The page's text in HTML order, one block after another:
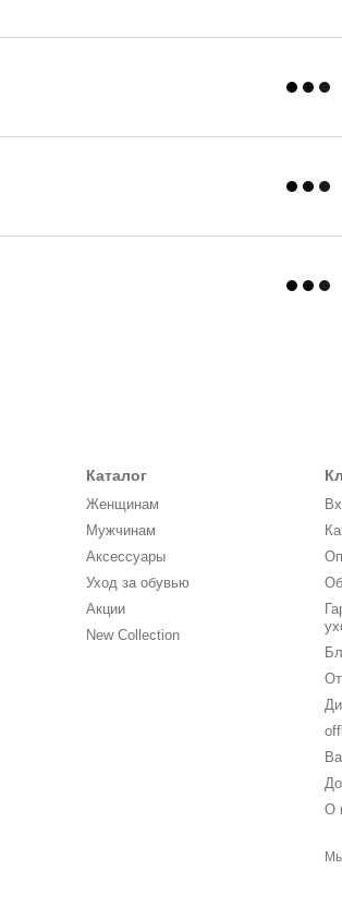
Каталог
Женщинам
Мужчинам
Аксессуары
Уход за обувью
Акции
New Collection
О